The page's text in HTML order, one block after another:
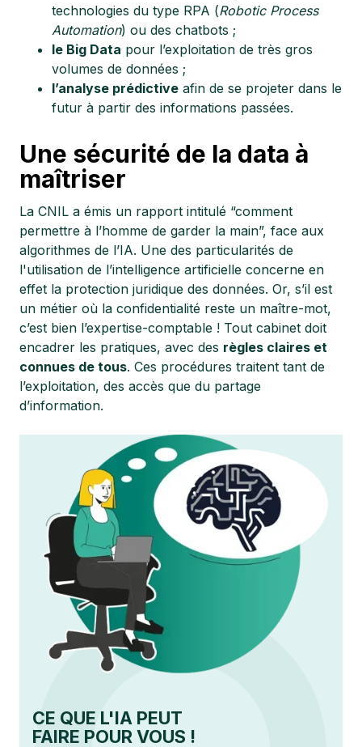
technologies du type RPA (Robotic Process
Automation) ou des chatbots ;
le Big Data pour l’exploitation de très gros
volumes de données ;
l’analyse prédictive afin de se projeter dans le
futur à partir des informations passées.
Une sécurité de la data à
maîtriser
La CNIL a émis un rapport intitulé “comment
permettre à l’homme de garder la main”, face aux
algorithmes de l’IA. Une des particularités de
l'utilisation de l’intelligence artificielle concerne en
effet la protection juridique des données. Or, s’il est
un métier où la confidentialité reste un maître-mot,
c’est bien l’expertise-comptable ! Tout cabinet doit
encadrer les pratiques, avec des règles claires et
connues de tous. Ces procédures traitent tant de
l’exploitation, des accès que du partage
d’information.
CE QUE L'IA PEUT
FAIRE POUR VOUS !